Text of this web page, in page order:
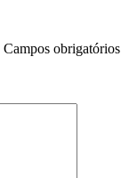
Campos obrigatórios